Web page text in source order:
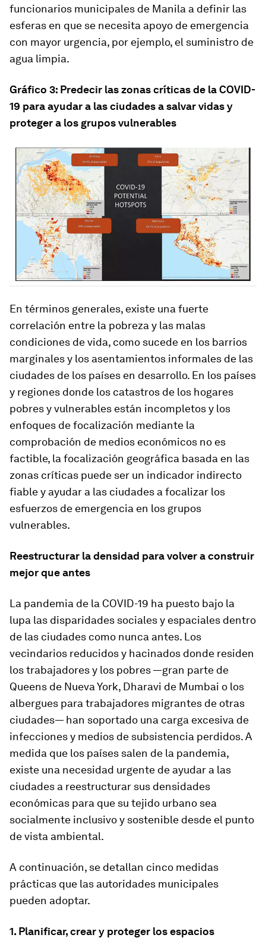
funcionarios municipales de Manila a definir las
esferas en que se necesita apoyo de emergencia
con mayor urgencia, por ejemplo, el suministro de
agua limpia.
Gráfico 3: Predecir las zonas críticas de la COVID-
19 para ayudar a las ciudades a salvar vidas y
proteger a los grupos vulnerables
En términos generales, existe una fuerte
correlación entre la pobreza y las malas
condiciones de vida, como sucede en los barrios
marginales y los asentamientos informales de las
ciudades de los países en desarrollo. En los países
y regiones donde los catastros de los hogares
pobres y vulnerables están incompletos y los
enfoques de focalización mediante la
comprobación de medios económicos no es
factible, la focalización geográfica basada en las
zonas críticas puede ser un indicador indirecto
fiable y ayudar a las ciudades a focalizar los
esfuerzos de emergencia en los grupos
vulnerables.
Reestructurar la densidad para volver a construir
mejor que antes
La pandemia de la COVID-19 ha puesto bajo la
lupa las disparidades sociales y espaciales dentro
de las ciudades como nunca antes. Los
vecindarios reducidos y hacinados donde residen
los trabajadores y los pobres —gran parte de
Queens de Nueva York, Dharavi de Mumbai o los
albergues para trabajadores migrantes de otras
ciudades— han soportado una carga excesiva de
infecciones y medios de subsistencia perdidos. A
medida que los países salen de la pandemia,
existe una necesidad urgente de ayudar a las
ciudades a reestructurar sus densidades
económicas para que su tejido urbano sea
socialmente inclusivo y sostenible desde el punto
de vista ambiental.
A continuación, se detallan cinco medidas
prácticas que las autoridades municipales
pueden adoptar.
1. Planificar, crear y proteger los espacios